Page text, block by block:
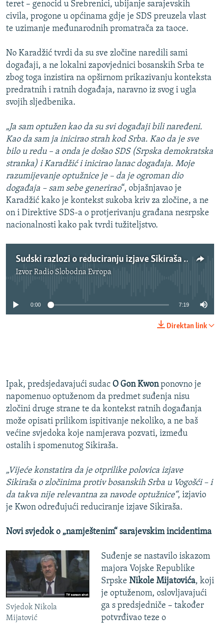
teret – genocid u Srebrenici, ubijanje sarajevskih
civila, progone u općinama gdje je SDS preuzela vlast
te uzimanje međunarodnih promatrača za taoce.
No Karadžić tvrdi da su sve zločine naredili sami
događaji, a ne lokalni zapovjednici bosanskih Srba te
zbog toga inzistira na opširnom prikazivanju konteksta
predratnih i ratnih događaja, naravno iz svog i ugla
svojih sljedbenika.
„Ja sam optužen kao da su svi događaji bili naređeni.
Kao da sam ja inicirao strah kod Srba. Kao da je sve
bilo u redu – a onda je došao SDS (Srpska demokratska
stranka) i Karadžić i inicirao lanac događaja. Moje
razumijevanje optužnice je – da je ogroman dio
događaja – sam sebe generirao“, objašnjavao je
Karadžić kako je kontekst sukoba kriv za zločine, a ne
on i Direktive SDS-a o protjerivanju građana nesrpske
nacionalnosti kako pak tvrdi tužiteljstvo.
Sudski razlozi o reduciranju izjave Sikiraša i žestoko protivljenje Karadžića
IzvorRadio Slobodna Evropa
No media source currently available
0:00 7:19
Direktan link
Ipak, predsjedavajući sudac O Gon Kwonponovno je
napomenuo optuženom da predmet suđenja nisu
zločini druge strane te da kontekst ratnih događanja
može opisati prilikom ispitivanje nekoliko, a ne baš
većine svjedoka koje namjerava pozvati, između
ostalih i spomenutog Sikiraša.
„Vijeće konstatira da je otprilike polovica izjave
Sikiraša o zločinima protiv bosanskih Srba u Vogošći – i
da takva nije relevantna za navode optužnice“, izjavio
je Kwon određujući reduciranje izjave Sikiraša.
Novi svjedok o „namještenim“ sarajevskim incidentima
Svjedok Nikola
Mijatović
Suđenje se nastavilo iskazom
majora Vojske Republike
Srpske Nikole Mijatovića, koji
je optuženom, oslovljavajući
ga s predsjedniče – također
potvrđivao teze o